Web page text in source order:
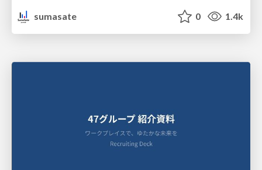
sumasate
0 1.4k